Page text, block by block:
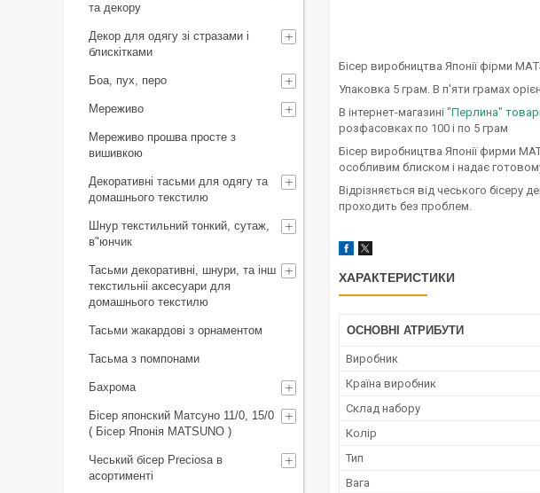
Бісер виробництва Японії фірми
Упаковка 5 грам. В п'яти грамах
В інтернет-магазині "Перлина"
розфасовках по 100 і по 5 грам
Бісер виробництва Японії фирми
особливим блиском і надає
Відрізняється від чеського
проходить без проблем.
ХАРАКТЕРИСТИКИ
ОСНОВНІ АТРИБУТИ
Виробник
Країна виробник
Склад набору
Колір
Тип
Вага
та декору
Декор для одягу зі стразами і
блискітками
Боа, пух, перо
Мереживо
Мереживо прошва просте з
вишивкою
Декоративні тасьми для одягу та
домашнього текстилю
Шнур текстильний тонкий, сутаж,
в"юнчик
Тасьми декоративні, шнури, та інш
текстильніі аксесуари для
домашнього текстилю
Тасьми жакардові з орнаментом
Тасьма з помпонами
Бахрома
Бісер японский Матсуно 11/0, 15/0
( Бісер Японія MATSUNO )
Чеський бісер Preciosa в
асортименті